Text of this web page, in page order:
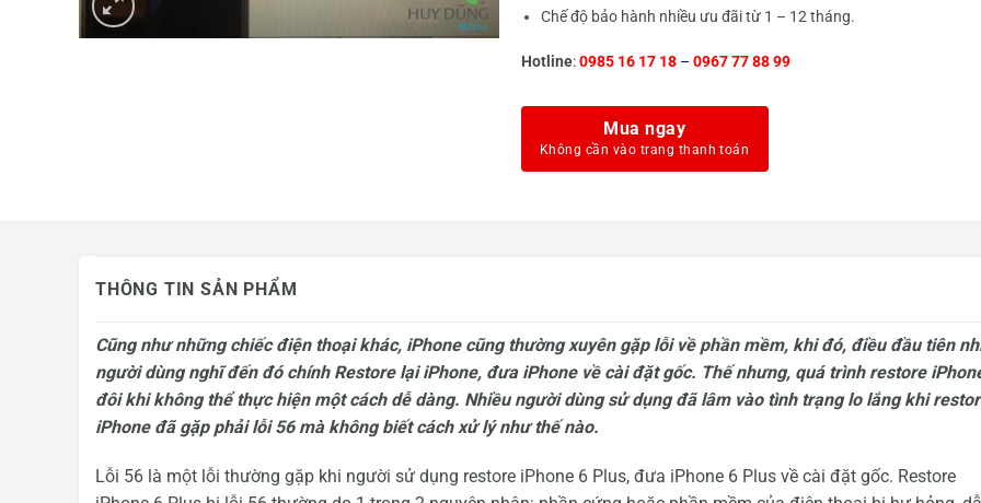
Mua hàng trả góp
Chế độ bảo hành nhiều ưu đãi từ 1 – 12 tháng.
Hotline:0985 16 17 18– 0967 77 88 99
Mua ngay
THÔNG TIN SẢN PHẨM
Cũng như những chiếc điện thoại khác, iPhone cũng thường xuyên gặp lỗi về phần mềm, khi đó, điều đầu tiên
người dùng nghĩ đến đó chính Restore lại iPhone, đưa iPhone về cài đặt gốc. Thế nhưng, quá trình restore
đôi khi không thể thực hiện một cách dễ dàng. Nhiều người dùng sử dụng đã lâm vào tình trạng lo lắng khi
iPhone đã gặp phải lỗi 56 mà không biết cách xử lý như thế nào.
Lỗi 56 là một lỗi thường gặp khi người sử dụng restore iPhone 6 Plus, đưa iPhone 6 Plus về cài đặt gốc. Restore